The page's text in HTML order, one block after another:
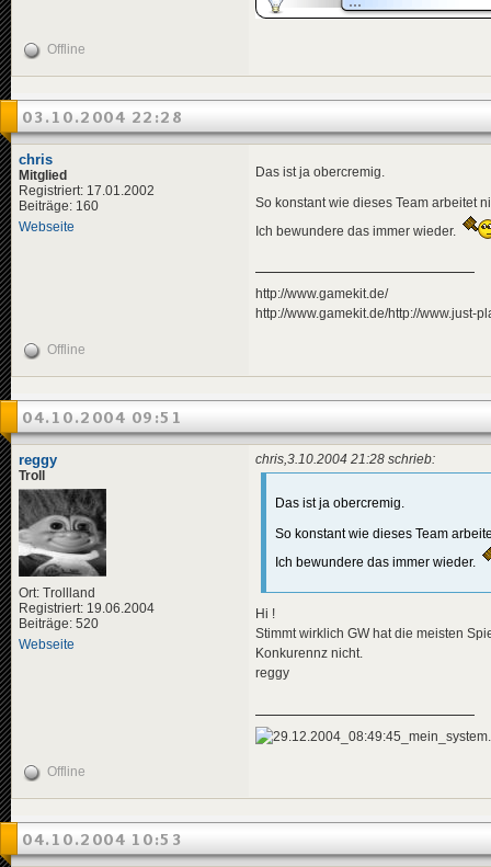
Offline
03.10.2004 22:28
chris
Mitglied
Registriert: 17.01.2002
Beiträge: 160
Webseite
Das ist ja obercremig.
So konstant wie dieses Team arbeitet
Ich bewundere das immer wieder.
http://www.gamekit.de/
http://www.gamekit.de/http://www.just-
Offline
04.10.2004 09:51
reggy
Troll
Ort: Trollland
Registriert: 19.06.2004
Beiträge: 520
Webseite
chris,3.10.2004 21:28 schrieb:
Das ist ja obercremig.
So konstant wie dieses Team
Ich bewundere das immer wieder.
Hi !
Stimmt wirklich GW hat die meisten
Konkurennz nicht.
reggy
Offline
04.10.2004 10:53